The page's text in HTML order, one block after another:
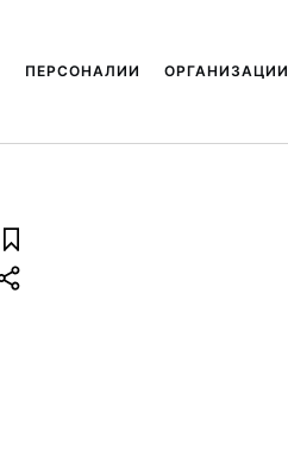
ПЕРСОНАЛИИ ОРГАНИЗАЦИИ